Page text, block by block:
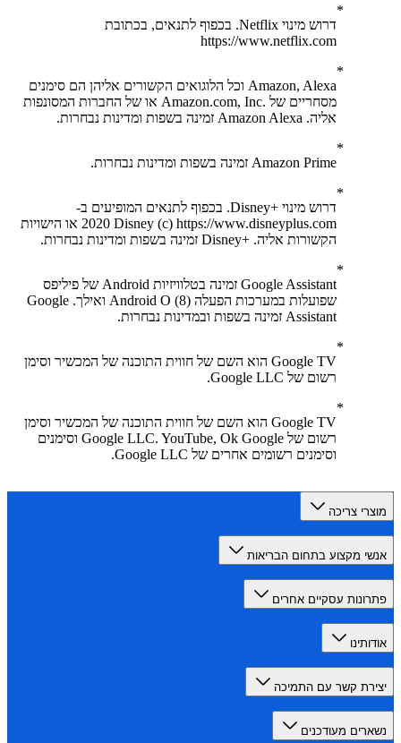
דרוש מינוי Netflix. בכפוף לתנאים, בכתובת
https://www.netflix.com
Amazon, Alexa וכל הלוגואים הקשורים אליהן הם סימנים
מסחריים של .‏‎Amazon.com, Inc או של החברות המסונפות
אליה. Amazon Alexa זמינה בשפות ומדינות נבחרות.
Amazon Prime זמינה בשפות ומדינות נבחרות.
דרוש מינוי +Disney. בכפוף לתנאים המופיעים ב-
https://www.disneyplus.com‏ (c) 2020 Disney או הישויות
הקשורות אליה. +Disney זמינה בשפות ומדינות נבחרות.
Google Assistant זמינה בטלוויזיות Android של פיליפס
שפועלות במערכות הפעלה Android O (8) ואילך. Google
Assistant זמינה בשפות ובמדינות נבחרות.
Google TV הוא השם של חווית התוכנה של המכשיר וסימן
רשום של Google LLC.
Google TV הוא השם של חווית התוכנה של המכשיר וסימן
רשום של Google LLC. YouTube, Ok Google וסימנים
וסימנים רשומים אחרים של Google LLC.
צריכה
מקצוע בתחום הבריאות
עסקיים אחרים
קשר עם התמיכה
מעודכנים